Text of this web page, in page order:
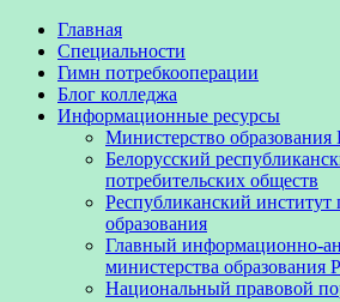
Главная
Специальности
Гимн потребкооперации
Блог колледжа
Информационные ресурсы
Министерство образования
Белорусский
потребительских обществ
Республиканский институт
образования
Главный информационно-
министерства образования
Национальный правовой